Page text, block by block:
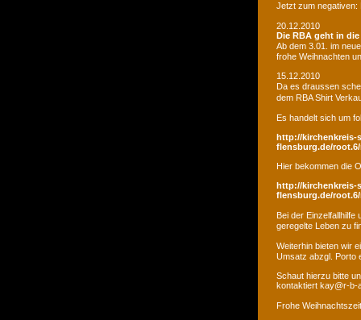
Jetzt zum negativen:
20.12.2010
Die RBA geht in
Ab dem 3.01. im
frohe Weihnachten
15.12.2010
Da es draussen
dem RBA Shirt
Es handelt sich um
http://kirchenkreis-
flensburg.de/
Hier bekommen die
http://kirchenkreis-
flensburg.de/
Bei der
geregelte Leben zu
Weiterhin bieten wir
Umsatz abzgl. Porto
Schaut hierzu bitte
kontaktiert kay@r-b-
Frohe